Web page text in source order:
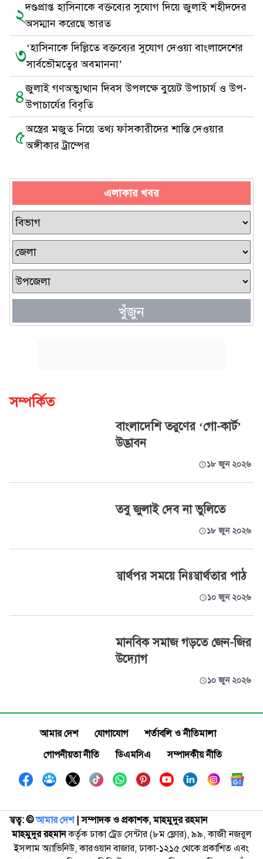
২দণ্ডপ্রাপ্ত হাসিনাকে বক্তব্যের সুযোগ দিয়ে জুলাই শহীদদের
অসম্মান করেছে ভারত
৩‘হাসিনাকে দিল্লিতে বক্তব্যের সুযোগ দেওয়া বাংলাদেশের
সার্বভৌমত্বের অবমাননা’
৪জুলাই গণঅভ্যুত্থান দিবস উপলক্ষে বুয়েট উপাচার্য ও উপ-
উপাচার্যের বিবৃতি
৫অস্ত্রের মজুত নিয়ে তথ্য ফাঁসকারীদের শাস্তি দেওয়ার
অঙ্গীকার ট্রাম্পের
এলাকার খবর
খুঁজুন
সম্পর্কিত
বাংলাদেশি তরুণের ‘গো-কার্ট’
উদ্ভাবন
১৮ জুন ২০২৬
তবু জুলাই দেব না ভুলিতে
১৮ জুন ২০২৬
স্বার্থপর সময়ে নিঃস্বার্থতার পাঠ
১০ জুন ২০২৬
মানবিক সমাজ গড়তে জেন-জির
উদ্যোগ
১০ জুন ২০২৬
আমার দেশ যোগাযোগ
শর্তাবলি ও নীতিমালা
গোপনীয়তা নীতি
ডিএমসিএ সম্পাদকীয় নীতি
স্বত্ব: ©️আমার দেশ| সম্পাদক ও প্রকাশক, মাহমুদুর রহমান
মাহমুদুর রহমানকর্তৃক ঢাকা ট্রেড সেন্টার (৮ম ফ্লোর), ৯৯, কাজী নজরুল
ইসলাম অ্যাভিনিউ, কারওয়ান বাজার, ঢাকা-১২১৫ থেকে প্রকাশিত এবং